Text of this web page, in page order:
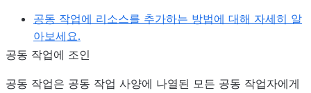
공동 작업에 리소스를 추가하는 방법에 대해 자세히 알
아보세요.
공동 작업에 조인
공동 작업은 공동 작업 사양에 나열된 모든 공동 작업자에게